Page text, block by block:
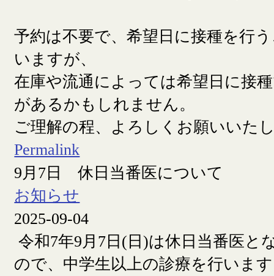
予約は不要で、希望日に接種を行
いますが、
在庫や流通によっては希望日に接
があるかもしれません。
ご理解の程、よろしくお願いいた
Permalink
9月7日 休日当番医について
お知らせ
2025-09-04
令和7年9月7日(日)は休日当番医と
ので、中学生以上の診療を行います